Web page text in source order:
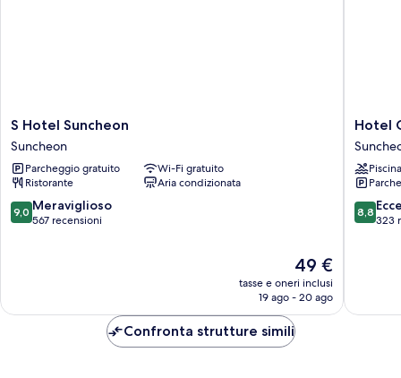
S
Hotel
Suncheon
Suncheon
S Hotel Suncheon
Suncheon
Parcheggio gratuito
Wi-Fi gratuito
Ristorante
Aria condizionata
9.0
su
9,0 Meraviglioso
567 recensioni
Il
prezzo
attuale
49 €
49 €
tasse e oneri inclusi
19 ago - 20 ago
Hotel
Gite
Hotel
Piscina
8.8
su
8,8
323
Confronta strutture simili